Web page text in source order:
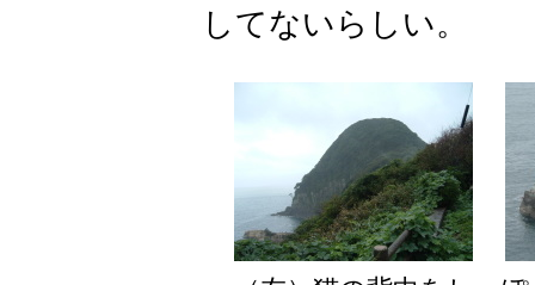
してないらしい。